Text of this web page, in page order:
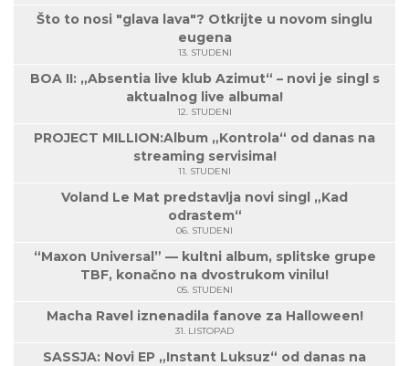
Što to nosi "glava lava"? Otkrijte u novom singlu
eugena
13. STUDENI
BOA II: „Absentia live klub Azimut“ – novi je singl s
aktualnog live albuma!
12. STUDENI
PROJECT MILLION:Album „Kontrola“ od danas na
streaming servisima!
11. STUDENI
Voland Le Mat predstavlja novi singl „Kad
odrastem“
06. STUDENI
“Maxon Universal” — kultni album, splitske grupe
TBF, konačno na dvostrukom vinilu!
05. STUDENI
Macha Ravel iznenadila fanove za Halloween!
31. LISTOPAD
SASSJA: Novi EP „Instant Luksuz“ od danas na